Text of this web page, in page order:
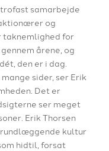
samarbejde
og
taknemlighed for
årene, og
den er i dag.
sider, ser Erik
Det er
ser meget
Erik Thorsen
kultur
hidtil, forsat